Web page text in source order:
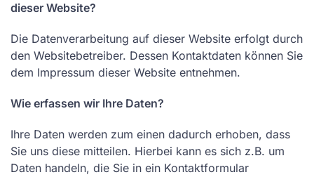
dieser Website?
Die Datenverarbeitung auf dieser Website erfolgt durch
den Websitebetreiber. Dessen Kontaktdaten können Sie
dem Impressum dieser Website entnehmen.
Wie erfassen wir Ihre Daten?
Ihre Daten werden zum einen dadurch erhoben, dass
Sie uns diese mitteilen. Hierbei kann es sich z.B. um
Daten handeln, die Sie in ein Kontaktformular